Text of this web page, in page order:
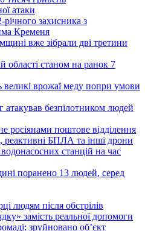
атаки
захисника з
Кременя
вже зібрали дві третини
області станом на ранок 7
врожаї меду попри умови
атакував безпілотником людей
росіянами поштове відділення
БПЛА та інші дрони
станцій на час
поранено 13 людей, серед
людям після обстрілів
замість реальної допомоги
зруйновано об’єкт